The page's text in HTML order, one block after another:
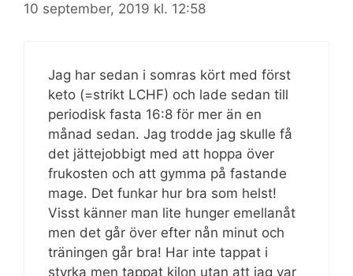
10 september, 2019 kl. 12:58
Jag har sedan i somras kört med först
keto (=strikt LCHF) och lade sedan till
periodisk fasta 16:8 för mer än en
månad sedan. Jag trodde jag skulle få
det jättejobbigt med att hoppa över
frukosten och att gymma på fastande
mage. Det funkar hur bra som helst!
Visst känner man lite hunger emellanåt
men det går över efter nån minut och
träningen går bra! Har inte tappat i
styrka men tappat kilon utan att jag var